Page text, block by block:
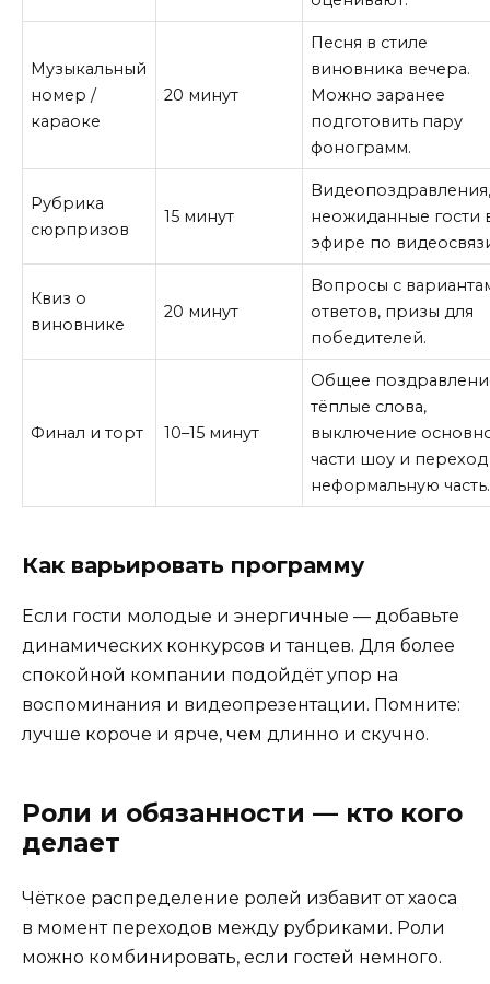
Музыкальный
номер /
караоке
20 минут
Песня в стиле
виновника вечера.
Можно заранее
подготовить пару
фонограмм.
Рубрика
сюрпризов
15 минут
неожиданные гости
эфире по
Квиз о
виновнике
20 минут
Вопросы с
ответов, призы для
победителей.
Финал и торт 10–15 минут
Общее
тёплые слова,
выключение
части шоу и
неформальную часть.
Как варьировать программу
Если гости молодые и энергичные — добавьте
динамических конкурсов и танцев. Для более
спокойной компании подойдёт упор на
воспоминания и видеопрезентации. Помните:
лучше короче и ярче, чем длинно и скучно.
Роли и обязанности — кто кого
делает
Чёткое распределение ролей избавит от хаоса
в момент переходов между рубриками. Роли
можно комбинировать, если гостей немного.